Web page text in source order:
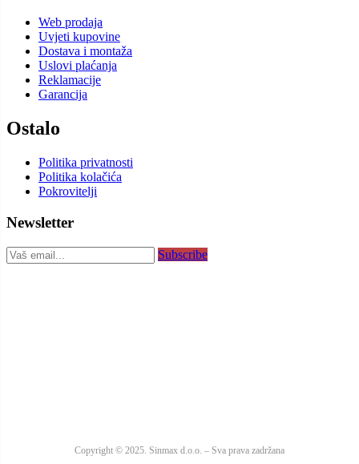
Web prodaja
Uvjeti kupovine
Dostava i montaža
Uslovi plaćanja
Reklamacije
Garancija
Ostalo
Politika privatnosti
Politika kolačića
Pokrovitelji
Newsletter
Subscribe
Copyright © 2025. Sinmax d.o.o. – Sva prava zadržana